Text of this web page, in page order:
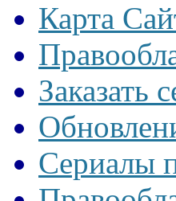
Карта
Заказать
Сериалы